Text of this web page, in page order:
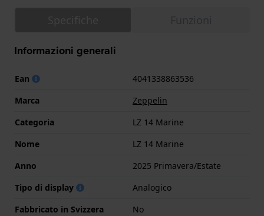
Informazioni generali
Ean
4041338863536
Marca
Zeppelin
Categoria
LZ 14 Marine
Nome
LZ 14 Marine
Anno
2025 Primavera/Estate
Tipo di display
Analogico
Fabbricato in Svizzera
No